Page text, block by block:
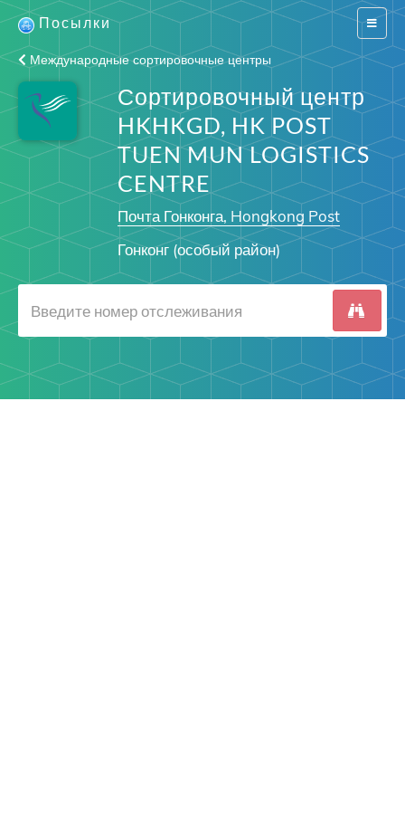
Switch
Посылки
Международные сортировочные центры
Сортировочный центр
HKHKGD, HK POST
TUEN MUN LOGISTICS
CENTRE
Почта Гонконга, Hongkong Post
Гонконг (особый район)